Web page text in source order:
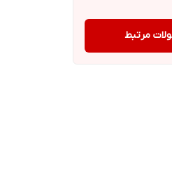
مرتبط